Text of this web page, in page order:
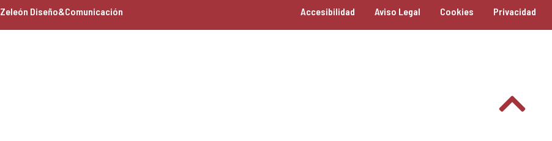
Zeleón Diseño&Comunicación Accesibilidad Aviso Legal Cookies Privacidad